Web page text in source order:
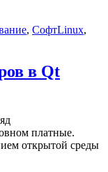
, СофтМетки
Linux,
в Qt
платные.
открытой среды